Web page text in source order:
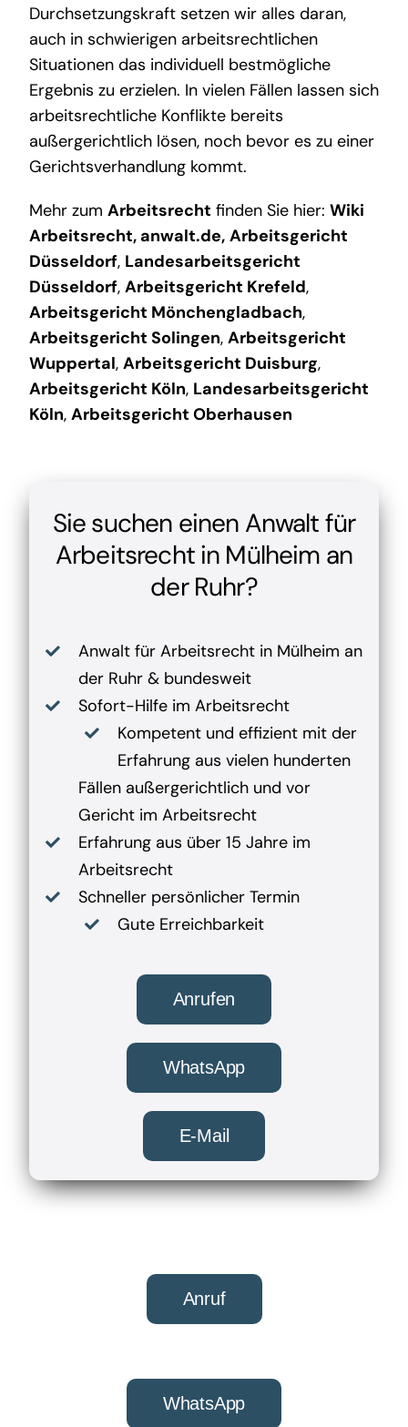
Durchsetzungskraft setzen wir alles daran,
auch in schwierigen arbeitsrechtlichen
Situationen das individuell bestmögliche
Ergebnis zu erzielen. In vielen Fällen lassen sich
arbeitsrechtliche Konflikte bereits
außergerichtlich lösen, noch bevor es zu einer
Gerichtsverhandlung kommt.
Mehr zum Arbeitsrecht finden Sie hier: Wiki
Arbeitsrecht, anwalt.de, Arbeitsgericht
Düsseldorf, Landesarbeitsgericht
Düsseldorf, Arbeitsgericht Krefeld,
Arbeitsgericht Mönchengladbach,
Arbeitsgericht Solingen, Arbeitsgericht
Wuppertal, Arbeitsgericht Duisburg,
Arbeitsgericht Köln, Landesarbeitsgericht
Köln, Arbeitsgericht Oberhausen
Sie suchen einen Anwalt für
Arbeitsrecht in Mülheim an
der Ruhr?
Anwalt für Arbeitsrecht in Mülheim an
der Ruhr & bundesweit
Sofort-Hilfe im Arbeitsrecht
Kompetent und effizient mit der
Erfahrung aus vielen hunderten
Fällen außergerichtlich und vor
Gericht im Arbeitsrecht
Erfahrung aus über 15 Jahre im
Arbeitsrecht
Schneller persönlicher Termin
Gute Erreichbarkeit
Anrufen
WhatsApp
E-Mail
Anruf
WhatsApp